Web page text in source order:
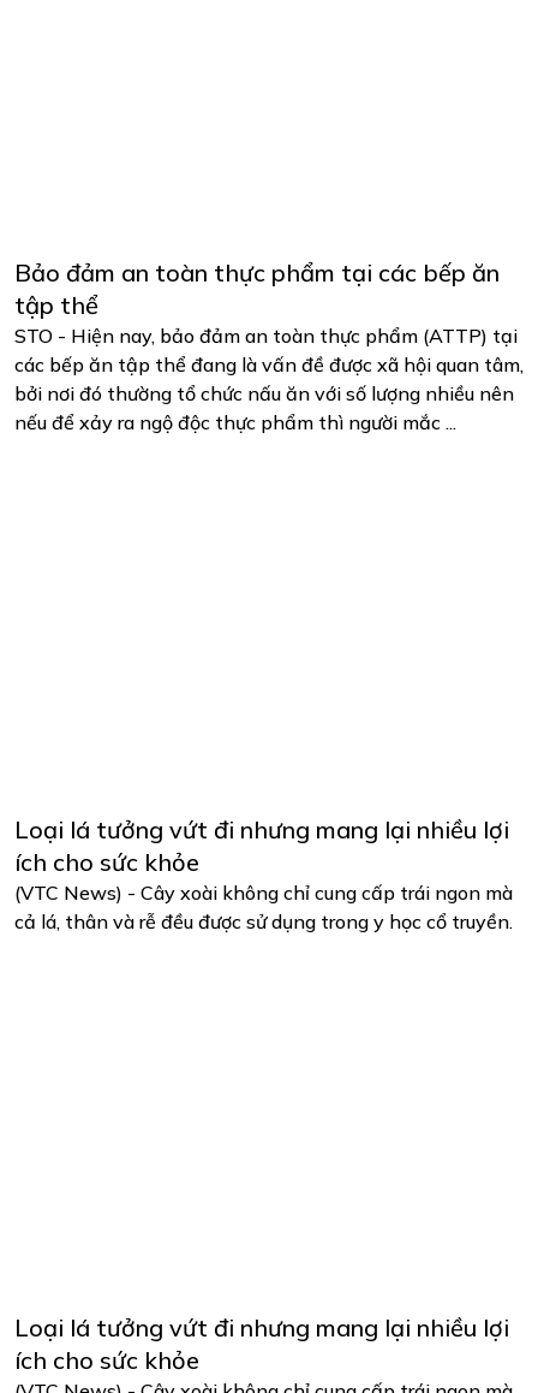
Bảo đảm an toàn thực phẩm tại các bếp ăn
tập thể
STO - Hiện nay, bảo đảm an toàn thực phẩm (ATTP) tại
các bếp ăn tập thể đang là vấn đề được xã hội quan tâm,
bởi nơi đó thường tổ chức nấu ăn với số lượng nhiều nên
nếu để xảy ra ngộ độc thực phẩm thì người mắc ...
Loại lá tưởng vứt đi nhưng mang lại nhiều lợi
ích cho sức khỏe
(VTC News) - Cây xoài không chỉ cung cấp trái ngon mà
cả lá, thân và rễ đều được sử dụng trong y học cổ truyền.
Loại lá tưởng vứt đi nhưng mang lại nhiều lợi
ích cho sức khỏe